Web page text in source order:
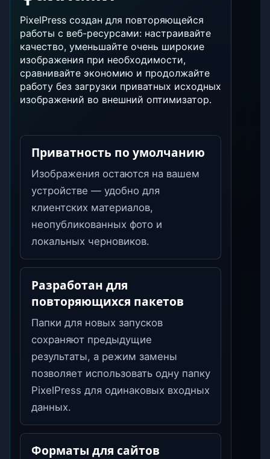
PixelPress создан для повторяющейся
работы с веб-ресурсами: настраивайте
качество, уменьшайте очень широкие
изображения при необходимости,
сравнивайте экономию и продолжайте
работу без загрузки приватных исходных
изображений во внешний оптимизатор.
Приватность по умолчанию
Изображения остаются на вашем
устройстве — удобно для
клиентских материалов,
неопубликованных фото и
локальных черновиков.
Разработан для
повторяющихся пакетов
Папки для новых запусков
сохраняют предыдущие
результаты, а режим замены
позволяет использовать одну папку
PixelPress для одинаковых входных
данных.
Форматы для сайтов